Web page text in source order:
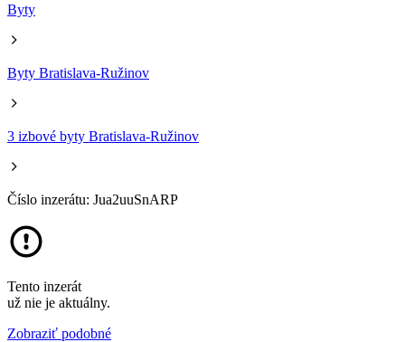
Byty
Byty Bratislava-Ružinov
3 izbové byty Bratislava-Ružinov
Číslo inzerátu: Jua2uuSnARP
Tento inzerát
už nie je aktuálny.
Zobraziť podobné